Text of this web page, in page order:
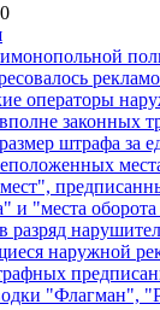
операторы
законных
штрафа за
и "места оборота
разряд
наружной
"Флагман",